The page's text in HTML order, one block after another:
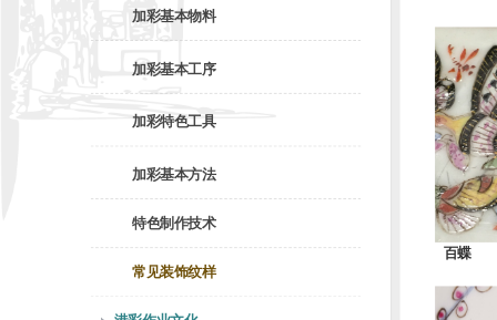
加彩基本物料
加彩基本工序
加彩特色工具
加彩基本方法
特色制作技术
常见装饰纹样
百蝶